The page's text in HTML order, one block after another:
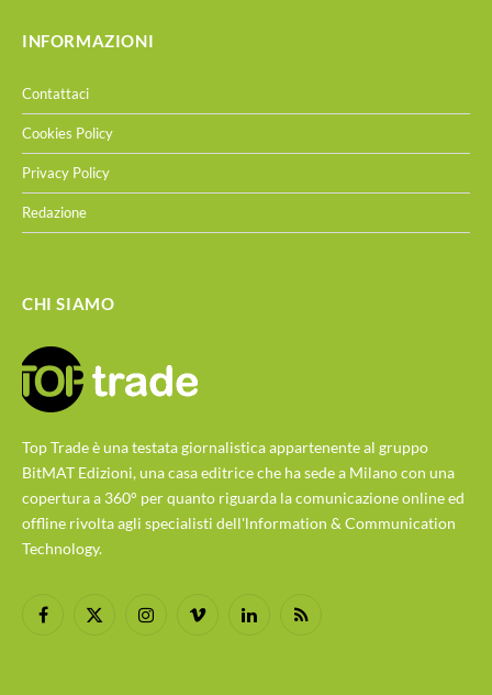
INFORMAZIONI
Contattaci
Cookies Policy
Privacy Policy
Redazione
CHI SIAMO
Top Trade è una testata giornalistica appartenente al gruppo
BitMAT Edizioni, una casa editrice che ha sede a Milano con una
copertura a 360° per quanto riguarda la comunicazione online ed
offline rivolta agli specialisti dell'lnformation & Communication
Technology.
Facebook
X
InstagramVimeo LinkedInRSS